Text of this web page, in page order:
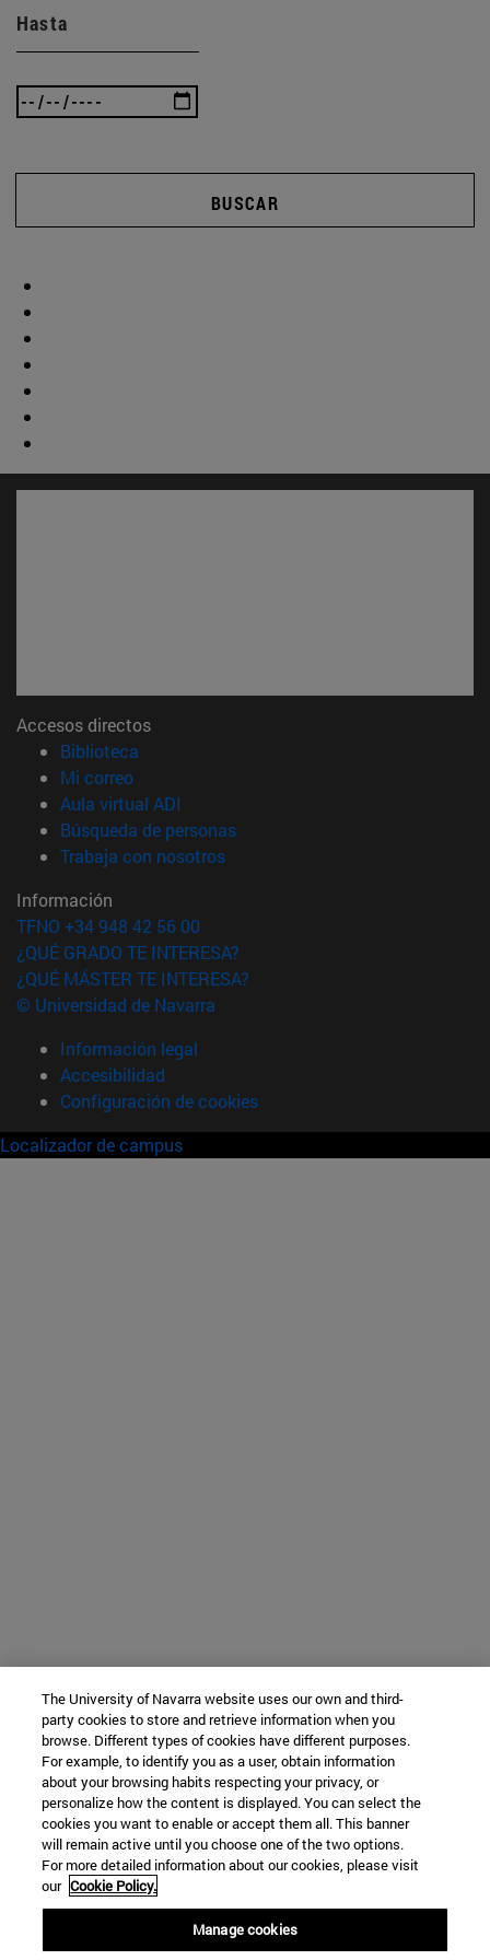
Hasta
BUSCAR
Accesos directos
Biblioteca
Mi correo(abre en nueva ventana)
Aula virtual ADI
Búsqueda de personas(abre en nueva ventana)
Trabaja con nosotros(abre en nueva ventana)
Información
TFNO +34 948 42 56 00
¿QUÉ GRADO TE INTERESA?
¿QUÉ MÁSTER TE INTERESA?
© Universidad de Navarra
Información legal
Accesibilidad
Configuración de cookies
Localizador de campus
The University of Navarra website uses our own and third-
party cookies to store and retrieve information when you
browse. Different types of cookies have different purposes.
For example, to identify you as a user, obtain information
about your browsing habits respecting your privacy, or
personalize how the content is displayed. You can select the
cookies you want to enable or accept them all. This banner
will remain active until you choose one of the two options.
For more detailed information about our cookies, please visit
our Cookie Policy.
Manage cookies